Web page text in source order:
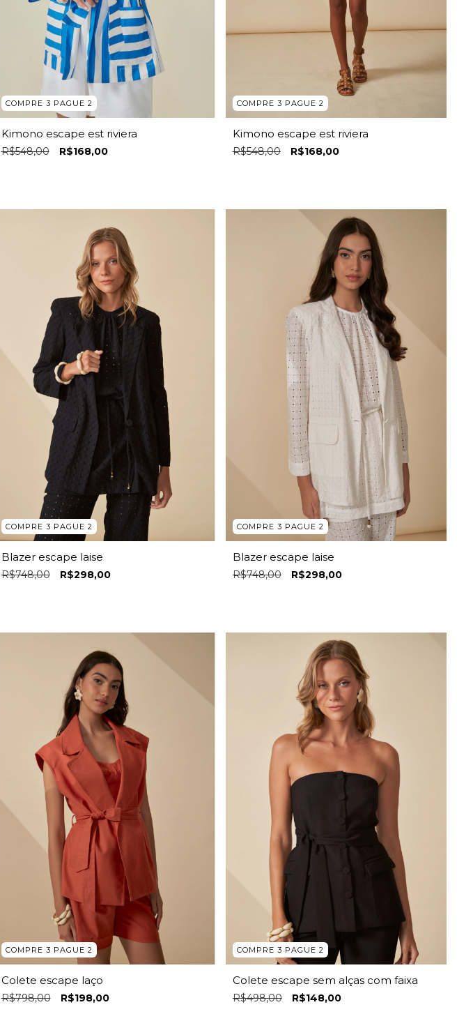
COMPRE 3 PAGUE 2
Kimono escape est riviera
R$548,00 R$168,00
COMPRE 3 PAGUE 2
Kimono escape est riviera
R$548,00 R$168,00
COMPRE 3 PAGUE 2
Blazer escape laise
R$748,00 R$298,00
COMPRE 3 PAGUE 2
Blazer escape laise
R$748,00 R$298,00
COMPRE 3 PAGUE 2
Colete escape laço
R$798,00 R$198,00
COMPRE 3 PAGUE 2
Colete escape sem alças com faixa
R$498,00 R$148,00